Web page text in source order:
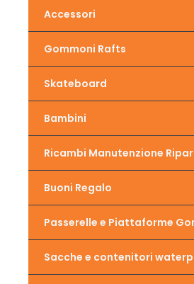
Accessori
Gommoni Rafts
Skateboard
Bambini
Ricambi Manutenzione
Buoni Regalo
Passerelle e Piattaforme
Sacche e contenitori